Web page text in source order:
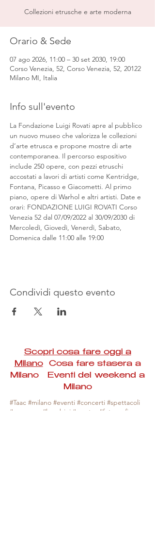
Collezioni etrusche e arte moderna
Orario & Sede
07 ago 2026, 11:00 – 30 set 2030, 19:00
Corso Venezia, 52, Corso Venezia, 52, 20122
Milano MI, Italia
Info sull'evento
La Fondazione Luigi Rovati apre al pubblico
un nuovo museo che valorizza le collezioni
d’arte etrusca e propone mostre di arte
contemporanea. Il percorso espositivo
include 250 opere, con pezzi etruschi
accostati a lavori di artisti come Kentridge,
Fontana, Picasso e Giacometti. Al primo
piano, opere di Warhol e altri artisti. Date e
orari: FONDAZIONE LUIGI ROVATI Corso
Venezia 52 dal 07/09/2022 al 30/09/2030 di
Mercoledì, Giovedì, Venerdì, Sabato,
Domenica dalle 11:00 alle 19:00
Condividi questo evento
Scopri cosa fare oggi a
MilanoCosa fare stasera a
Milano Eventi del weekend a
Milano
#Taac #milano #eventi #concerti #spettacoli
#rassegne #bambini #mostre #fotografia